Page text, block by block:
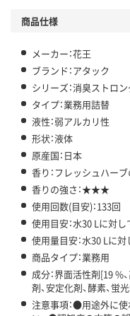
商品仕様
メーカー：花王
ブランド：アタック
シリーズ：消臭ストロ
タイプ：業務用詰替
液性：弱アルカリ性
形状：液体
原産国：日本
香り：フレッシュハー
香りの強さ：★★★
使用回数(目安)：133回
使用目安：水30 Lに対
使用量目安：水30 Lに
商品タイプ：業務用
成分：界面活性剤[19 %
剤、安定化剤、酵素、蛍
注意事項：●用途外に